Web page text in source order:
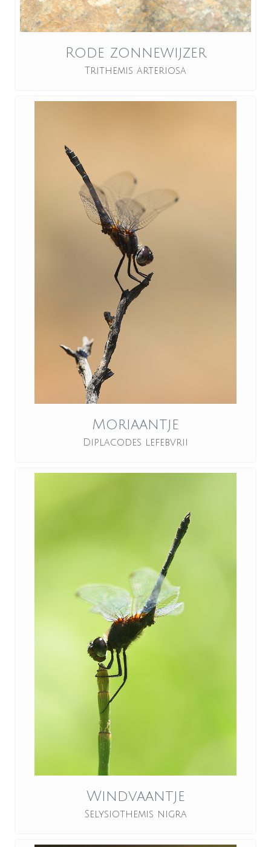
Rode zonnewijzer
Trithemis arteriosa
Moriaantje
Diplacodes lefebvrii
Windvaantje
Selysiothemis nigra